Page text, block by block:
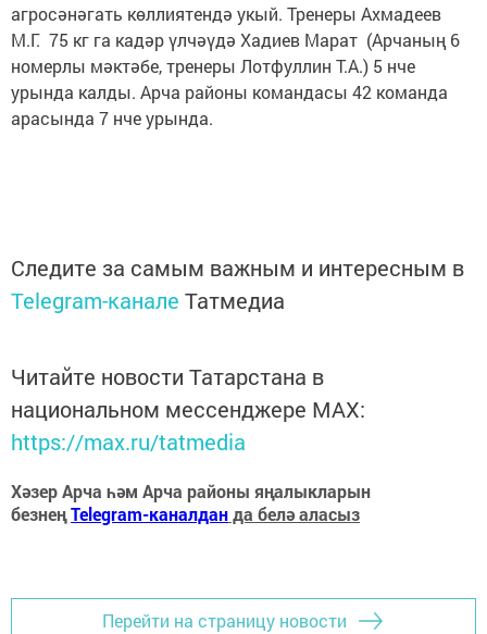
агросәнәгать көллиятендә укый. Тренеры Ахмадеев
М.Г. 75 кг га кадәр үлчәүдә Хадиев Марат (Арчаның 6
номерлы мәктәбе, тренеры Лотфуллин Т.А.) 5 нче
урында калды. Арча районы командасы 42 команда
арасында 7 нче урында.
Следите за самым важным и интересным в
Telegram-канале Татмедиа
Читайте новости Татарстана в
национальном мессенджере MАХ:
https://max.ru/tatmedia
Хәзер Арча һәм Арча районы яңалыкларын
безнеңTelegram-каналданда белә аласыз
Перейти на страницу новости